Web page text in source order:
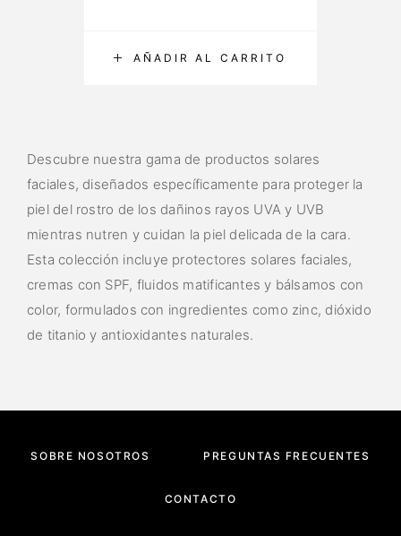
AÑADIR AL CARRITO
Descubre nuestra gama de productos solares
faciales, diseñados específicamente para proteger la
piel del rostro de los dañinos rayos UVA y UVB
mientras nutren y cuidan la piel delicada de la cara.
Esta colección incluye protectores solares faciales,
cremas con SPF, fluidos matificantes y bálsamos con
color, formulados con ingredientes como zinc, dióxido
de titanio y antioxidantes naturales.
SOBRE NOSOTROS PREGUNTAS FRECUENTES
CONTACTO